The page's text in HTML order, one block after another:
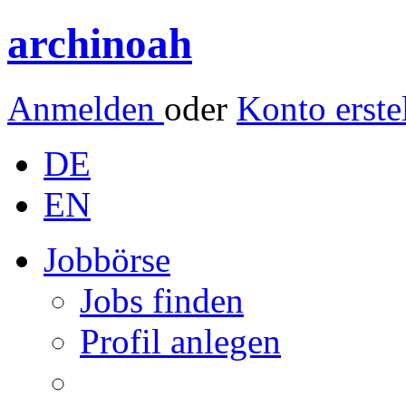
archinoah
Anmelden oder Konto
DE
EN
Jobbörse
Jobs finden
Profil anlegen